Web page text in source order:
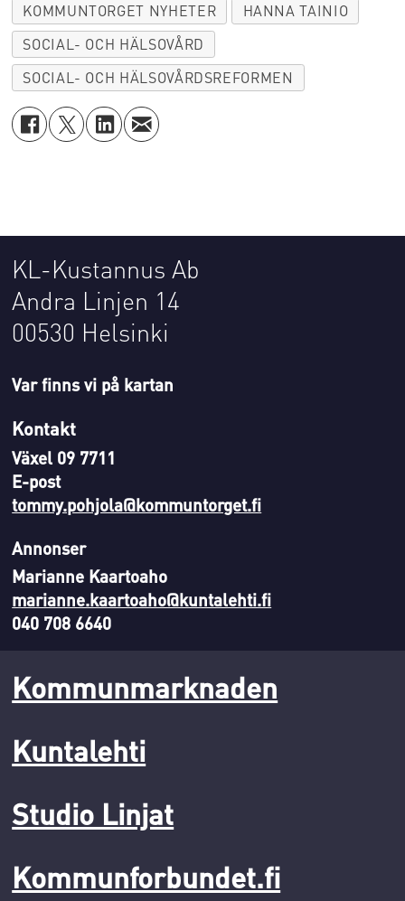
KOMMUNTORGET NYHETER
HANNA TAINIO
SOCIAL- OCH HÄLSOVÅRD
SOCIAL- OCH HÄLSOVÅRDSREFORMEN
KL-Kustannus Ab
Andra Linjen 14
00530 Helsinki
Var finns vi på kartan
Kontakt
Växel 09 7711
E-post
tommy.pohjola@kommuntorget.fi
Annonser
Marianne Kaartoaho
marianne.kaartoaho@kuntalehti.fi
040 708 6640
Kommunmarknaden
Kuntalehti
Studio Linjat
Kommunforbundet.fi